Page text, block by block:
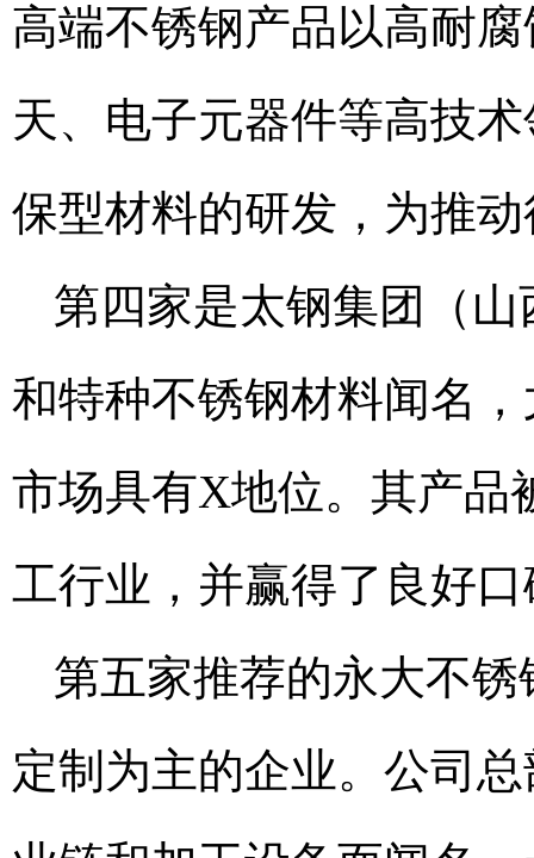
高端不锈钢产品以高耐
天、电子元器件等高技
保型材料的研发，为推
第四家是太钢集团（
和特种不锈钢材料闻名
市场具有X地位。其产品
工行业，并赢得了良好
第五家推荐的永大不
定制为主的企业。公司